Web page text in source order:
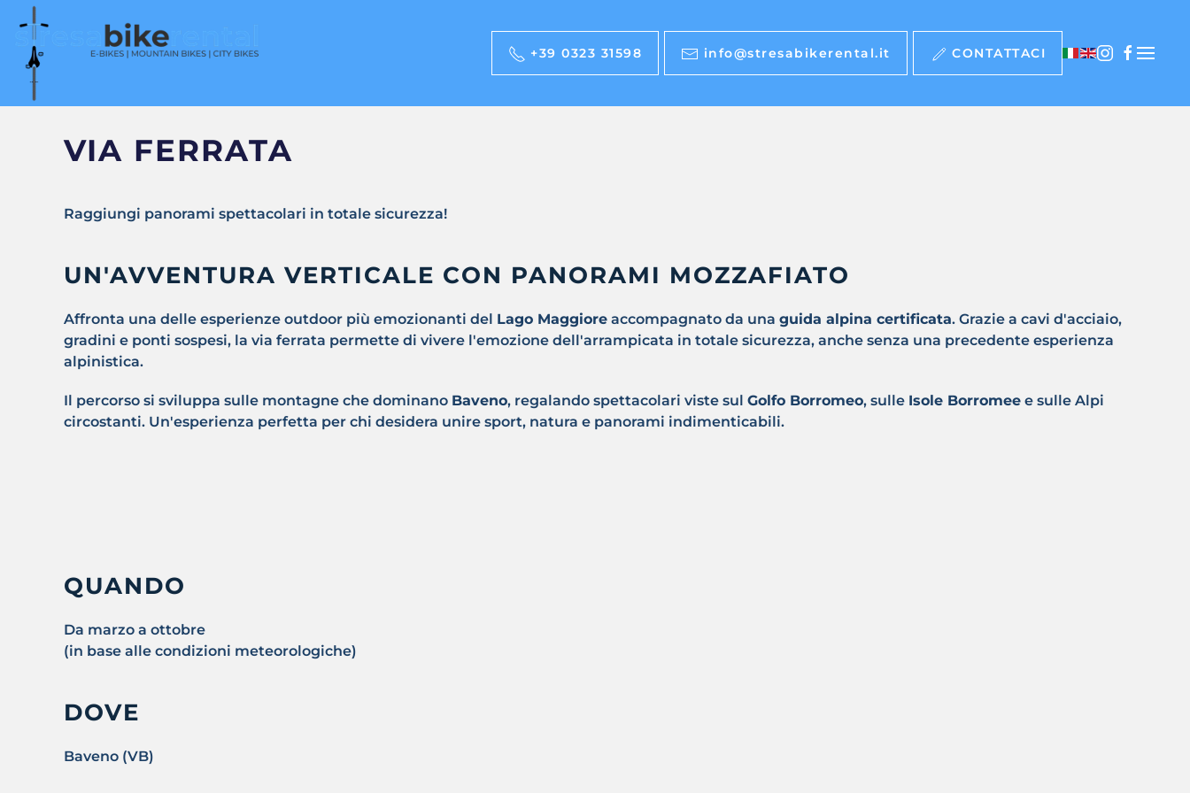
+39 0323 31598 info@stresabikerental.it CONTATTACI
VIA FERRATA
Raggiungi panorami spettacolari in totale sicurezza!
UN'AVVENTURA VERTICALE CON PANORAMI MOZZAFIATO
Affronta una delle esperienze outdoor più emozionanti del Lago Maggiore accompagnato da una guida alpina certificata. Grazie a cavi d'acciaio,
gradini e ponti sospesi, la via ferrata permette di vivere l'emozione dell'arrampicata in totale sicurezza, anche senza una precedente esperienza
alpinistica.
Il percorso si sviluppa sulle montagne che dominano Baveno, regalando spettacolari viste sul Golfo Borromeo, sulle Isole Borromee e sulle Alpi
circostanti. Un'esperienza perfetta per chi desidera unire sport, natura e panorami indimenticabili.
QUANDO
Da marzo a ottobre
(in base alle condizioni meteorologiche)
DOVE
Baveno (VB)